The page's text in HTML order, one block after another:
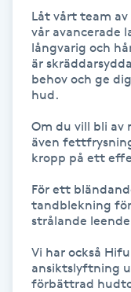
Hypnos
Hårborttagning
Hårförlängning
Hårvård
Hälsprickor
Låt vårt team
vår avancerade
långvarig och
är
behov och ge
hud.
Om du vill bli av
även
kropp på ett
För ett
tandblekning
strålande
Vi har också
ansiktslyftning
förbättrad